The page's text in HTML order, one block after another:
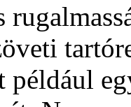
például